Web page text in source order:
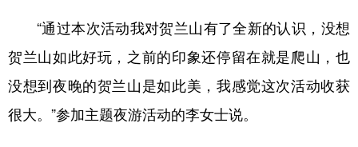
“通过本次活动我对贺兰山有了全新的认识，没想
贺兰山如此好玩，之前的印象还停留在就是爬山，也
没想到夜晚的贺兰山是如此美，我感觉这次活动收获
很大。”参加主题夜游活动的李女士说。